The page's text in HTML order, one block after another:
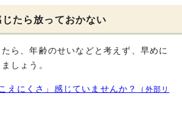
たら放っておかない
ら、年齢のせいなどと考えず、早めに
しょう。
えにくさ」感じていませんか？
（外部リ